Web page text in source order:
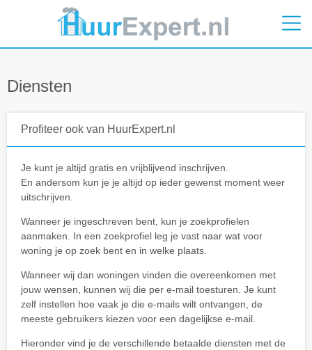
Diensten
Profiteer ook van HuurExpert.nl
Je kunt je altijd gratis en vrijblijvend inschrijven.
En andersom kun je je altijd op ieder gewenst moment weer
uitschrijven.
Wanneer je ingeschreven bent, kun je zoekprofielen
aanmaken. In een zoekprofiel leg je vast naar wat voor
woning je op zoek bent en in welke plaats.
Wanneer wij dan woningen vinden die overeenkomen met
jouw wensen, kunnen wij die per e-mail toesturen. Je kunt
zelf instellen hoe vaak je die e-mails wilt ontvangen, de
meeste gebruikers kiezen voor een dagelijkse e-mail.
Hieronder vind je de verschillende betaalde diensten met de